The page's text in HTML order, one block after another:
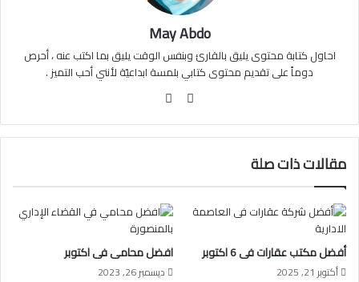
May Abdo
احاول كتابة محتوى يليق بالقارئ وبنفس الوقت يليق بما اكتب عنه ، أحرص
دوماً على تقديم محتوى كتابي بلمسة ابداعيّة لأنني أحب التميز .
موقع
مقالات ذات صلة
أفضل مكتب عقارات فى 6 اكتوبر
أكتوبر 21, 2025
افضل محامى فى اكتوبر
ديسمبر 26, 2023